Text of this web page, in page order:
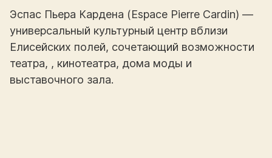
Эспас Пьера Кардена (Espace Pierre Cardin) —
универсальный культурный центр вблизи
Елисейских полей, сочетающий возможности
театра, , кинотеатра, дома моды и
выставочного зала.